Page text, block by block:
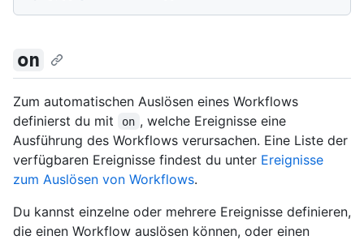
on
Zum automatischen Auslösen eines Workflows
definierst du mit
on , welche Ereignisse eine
Ausführung des Workflows verursachen. Eine Liste der
verfügbaren Ereignisse findest du unter Ereignisse
zum Auslösen von Workflows.
Du kannst einzelne oder mehrere Ereignisse definieren,
die einen Workflow auslösen können, oder einen